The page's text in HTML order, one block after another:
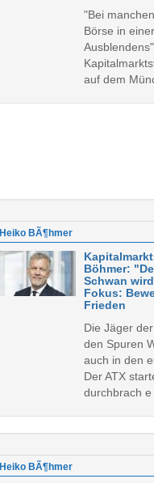
"Bei
Börse in
auf dem
Heiko BÃ¶hmer
Böhmer:
Schwan
Fokus:
Frieden
Die Jäger
den Spuren
auch in den
Der ATX
durchbrach e
Heiko BÃ¶hmer